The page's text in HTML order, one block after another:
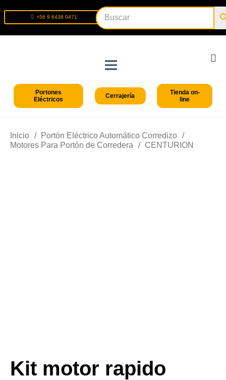
+56 9 6438 0471
Portones
Eléctricos
Cerrajería
Tienda on-
line
Inicio / Portón Eléctrico Automático Corredizo /
Motores Para Portón de Corredera
/ CENTURION
Kit motor rapido